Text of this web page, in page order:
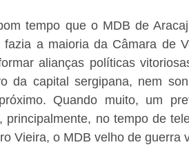
tempo que o MDB de
fazia a maioria da Câmara de
alianças políticas
da capital sergipana, nem
Quando muito, um
principalmente, no tempo de
Vieira, o MDB velho de guerra